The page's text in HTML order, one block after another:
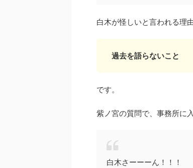
白木が怪しいと言われる理由
過去を語らないこと
です。
紫ノ宮の質問で、事務所に
白木さーーーん！！！